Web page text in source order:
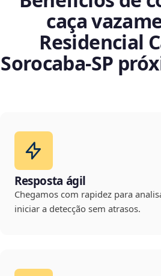
caça
Residencial
Sorocaba‑SP
Resposta ágil
Chegamos com rapidez para
iniciar a detecção sem atrasos.